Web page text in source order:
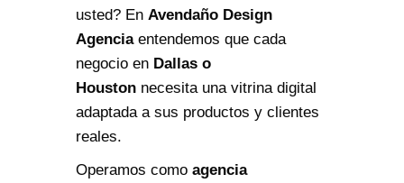
usted? En Avendaño Design
Agenciaentendemos que cada
negocio en Dallas o
Houston necesita una vitrina digital
adaptada a sus productos y clientes
reales.
Operamos como agencia